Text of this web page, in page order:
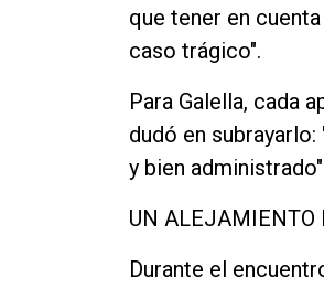
que tener en
caso trágico".
Para Galella, cada
dudó en
y bien
UN ALEJAMIENTO
Durante el